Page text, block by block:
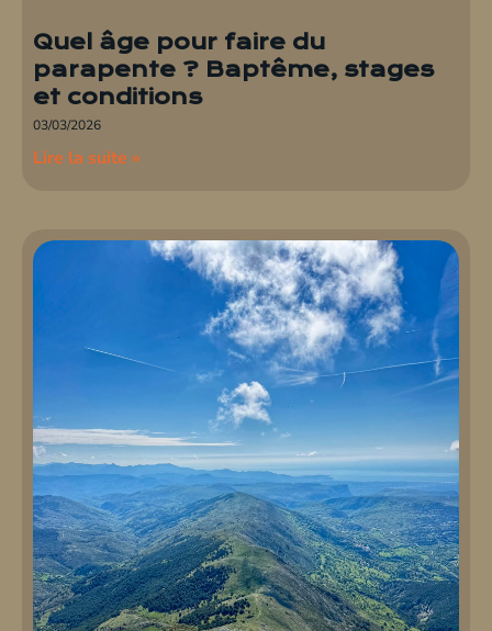
Quel âge pour faire du
parapente ? Baptême, stages
et conditions
03/03/2026
Lire la suite »